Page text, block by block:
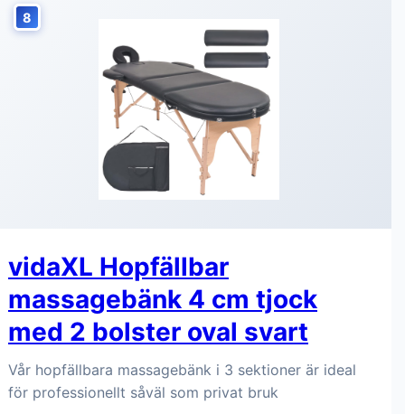
8
vidaXL Hopfällbar
massagebänk 4 cm tjock
med 2 bolster oval svart
Vår hopfällbara massagebänk i 3 sektioner är ideal
för professionellt såväl som privat bruk